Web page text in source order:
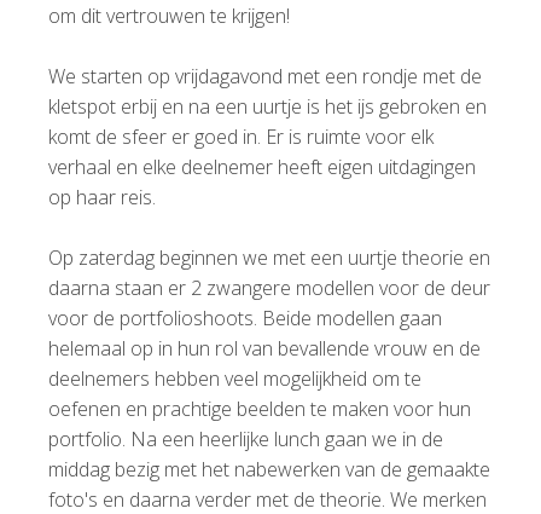
om dit vertrouwen te krijgen!
We starten op vrijdagavond met een rondje met de
kletspot erbij en na een uurtje is het ijs gebroken en
komt de sfeer er goed in. Er is ruimte voor elk
verhaal en elke deelnemer heeft eigen uitdagingen
op haar reis.
Op zaterdag beginnen we met een uurtje theorie en
daarna staan er 2 zwangere modellen voor de deur
voor de portfolioshoots. Beide modellen gaan
helemaal op in hun rol van bevallende vrouw en de
deelnemers hebben veel mogelijkheid om te
oefenen en prachtige beelden te maken voor hun
portfolio. Na een heerlijke lunch gaan we in de
middag bezig met het nabewerken van de gemaakte
foto's en daarna verder met de theorie. We merken